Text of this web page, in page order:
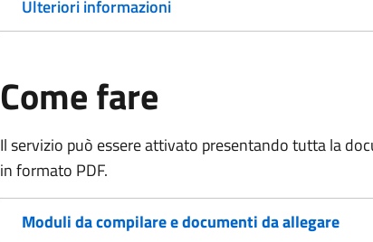
Ulteriori informazioni
Come fare
Il servizio può essere attivato presentando tutta la
in formato PDF.
Moduli da compilare e documenti da allegare